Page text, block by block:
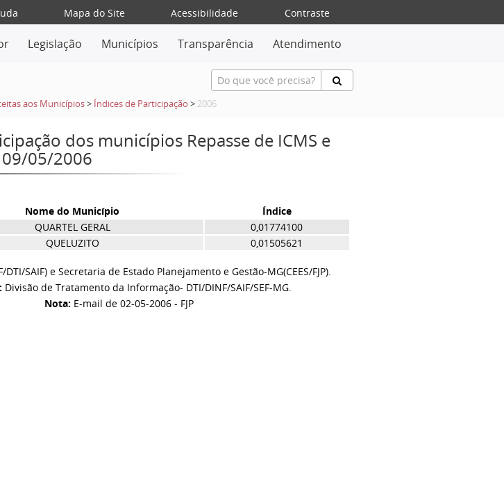
Mapa do Site Acessibilidade
Contraste
Legislação Municípios Transparência Atendimento
aos Municípios > Índices de Participação > 2006
dos municípios Repasse de ICMS e
05/2006
Nome do Município
Índice
QUARTEL GERAL
0,01774100
QUELUZITO 0,01505621
DTI/SAIF) e Secretaria de Estado Planejamento e Gestão-MG(CEES/FJP).
Divisão de Tratamento da Informação- DTI/DINF/SAIF/SEF-MG.
Nota: E-mail de 02-05-2006 - FJP